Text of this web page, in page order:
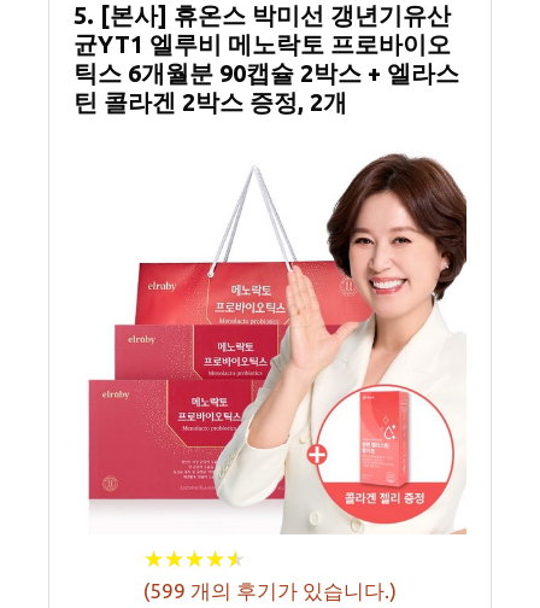
5. [본사] 휴온스 박미선 갱년기유산
균YT1 엘루비 메노락토 프로바이오
틱스 6개월분 90캡슐 2박스 + 엘라스
틴 콜라겐 2박스 증정, 2개
★★★★★
★★★★★
(599 개의 후기가 있습니다.)